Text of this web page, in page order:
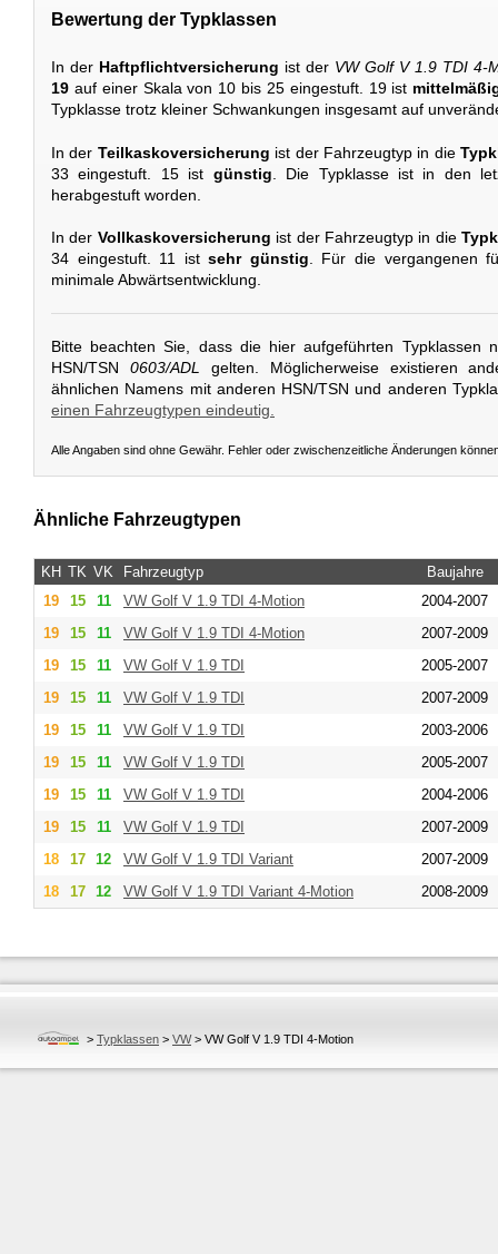
Bewertung der Typklassen
In der Haftpflichtversicherung ist der VW Golf V 1.9 TDI 4-
19 auf einer Skala von 10 bis 25 eingestuft. 19 ist
Typklasse trotz kleiner Schwankungen insgesamt auf
In der Teilkaskoversicherung ist der Fahrzeugtyp in die
33 eingestuft. 15 ist günstig . Die Typklasse ist in den
herabgestuft worden.
In der Vollkaskoversicherung ist der Fahrzeugtyp in die
34 eingestuft. 11 istsehr günstig. Für die vergangenen
minimale Abwärtsentwicklung.
Bitte beachten Sie, dass die hier aufgeführten Typklassen
HSN/TSN 0603/ADL
gelten. Möglicherweise existieren
ähnlichen Namens mit anderen HSN/TSN und anderen
einen Fahrzeugtypen eindeutig.
Alle Angaben sind ohne Gewähr. Fehler oder zwischenzeitliche Änderungen
Ähnliche Fahrzeugtypen
KH TK VK Fahrzeugtyp
Baujahre
19
15 11 VW Golf V 1.9 TDI 4-Motion
2004-2007
19
15 11 VW Golf V 1.9 TDI 4-Motion
2007-2009
19
15 11 VW Golf V 1.9 TDI
2005-2007
19
15 11 VW Golf V 1.9 TDI
2007-2009
19
15 11 VW Golf V 1.9 TDI
2003-2006
19
15 11 VW Golf V 1.9 TDI
2005-2007
19
15 11 VW Golf V 1.9 TDI
2004-2006
19
15 11 VW Golf V 1.9 TDI
2007-2009
18
17 12 VW Golf V 1.9 TDI Variant
2007-2009
18
17 12 VW Golf V 1.9 TDI Variant 4-Motion 2008-2009
> Typklassen > VW> VW Golf V 1.9 TDI 4-Motion